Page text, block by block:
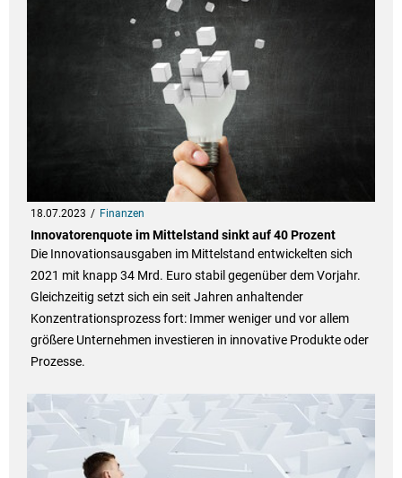
18.07.2023 Finanzen
Innovatorenquote im Mittelstand sinkt auf 40 Prozent
Die Innovationsausgaben im Mittelstand entwickelten sich
2021 mit knapp 34 Mrd. Euro stabil gegenüber dem Vorjahr.
Gleichzeitig setzt sich ein seit Jahren anhaltender
Konzentrationsprozess fort: Immer weniger und vor allem
größere Unternehmen investieren in innovative Produkte oder
Prozesse.